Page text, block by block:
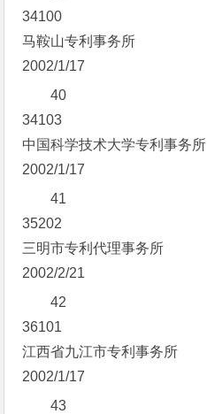
34100
马鞍山专利事务所
2002/1/17
40
34103
中国科学技术大学专利事务所
2002/1/17
41
35202
三明市专利代理事务所
2002/2/21
42
36101
江西省九江市专利事务所
2002/1/17
43